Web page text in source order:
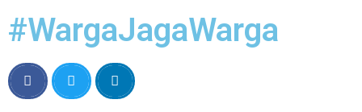
#WargaJagaWarga